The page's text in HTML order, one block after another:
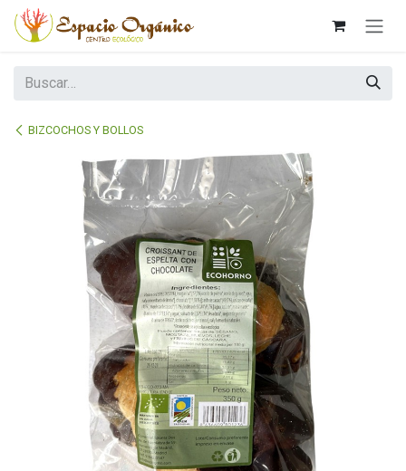
Ir al contenido
BIZCOCHOS Y BOLLOS